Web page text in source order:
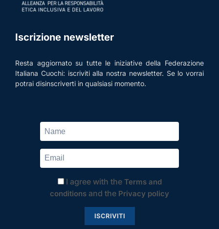
Iscrizione newsletter
Resta aggiornato su tutte le iniziative della Federazione
Italiana Cuochi: iscriviti alla nostra newsletter. Se lo vorrai
potrai disinscriverti in qualsiasi momento.
I agree with the Terms and
conditions and the Privacy policy
ISCRIVITI